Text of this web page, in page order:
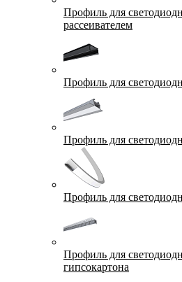
Профиль для
рассеивателем
Профиль для
Профиль для
Профиль для
Профиль для
гипсокартона